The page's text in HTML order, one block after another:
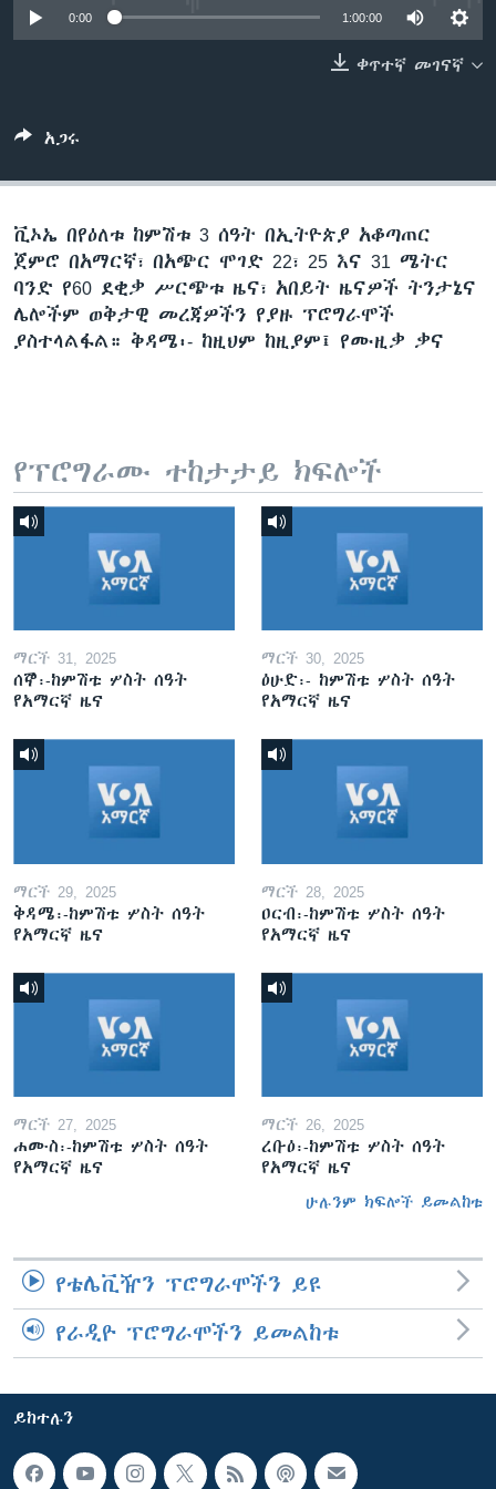
0:00 1:00:00
ቀጥተኛ መገናኛ
አጋሩ
ቪኦኤ በየዕለቱ ከምሽቱ 3 ሰዓት በኢትዮጵያ አቆጣጠር
ጀምሮ በአማርኛ፣ በአጭር ሞገድ 22፣ 25 እና 31 ሜትር
ባንድ የ60 ደቂቃ ሥርጭቱ ዜና፣ አበይት ዜናዎች ትንታኔና
ሌሎችም ወቅታዊ መረጃዎችን የያዙ ፕሮግራሞች
ያስተላልፋል። ቅዳሜ፡- ከዚህም ከዚያም፤ የሙዚቃ ቃና
የፕሮግራሙ ተከታታይ ክፍሎች
ማርች 31, 2025
ሰኞ፡-ከምሽቱ ሦስት ሰዓት
የአማርኛ ዜና
ማርች 30, 2025
ዕሁድ፡- ከምሽቱ ሦስት ሰዓት
የአማርኛ ዜና
ማርች 29, 2025
ቅዳሜ፡-ከምሽቱ ሦስት ሰዓት
የአማርኛ ዜና
ማርች 28, 2025
ዐርብ፡-ከምሽቱ ሦስት ሰዓት
የአማርኛ ዜና
ማርች 27, 2025
ሐሙስ፡-ከምሽቱ ሦስት ሰዓት
የአማርኛ ዜና
ማርች 26, 2025
ረቡዕ፡-ከምሽቱ ሦስት ሰዓት
የአማርኛ ዜና
ሁሉንም ክፍሎች ይመልከቱ
የቴሌቪዥን ፕሮግራሞችን ይዩ
የራዲዮ ፕሮግራሞችን ይመልከቱ
ይከተሉን